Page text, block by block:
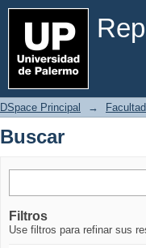
Buscar
DSpace Principal →
Buscar
Filtros
Use filtros para refinar sus